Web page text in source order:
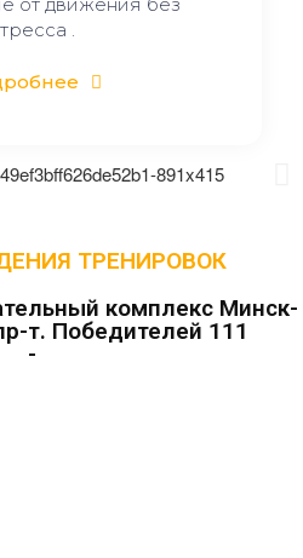
.
ТРЕНИРОВОК
комплекс Минск-
т. Победителей 111
-